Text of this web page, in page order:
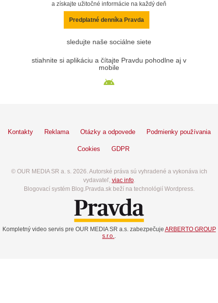
a získajte užitočné informácie na každý deň
Predplatné denníka Pravda
sledujte naše sociálne siete
stiahnite si aplikáciu a čítajte Pravdu pohodlne aj v
mobile
Kontakty Reklama Otázky a odpovede Podmienky používania
Cookies GDPR
© OUR MEDIA SR a. s. 2026. Autorské práva sú vyhradené a vykonáva ich
vydavateľ, viac info.
Blogovací systém Blog.Pravda.sk beží na technológií Wordpress.
Kompletný video servis pre OUR MEDIA SR a.s. zabezpečuje ARBERTO GROUP
s.r.o..